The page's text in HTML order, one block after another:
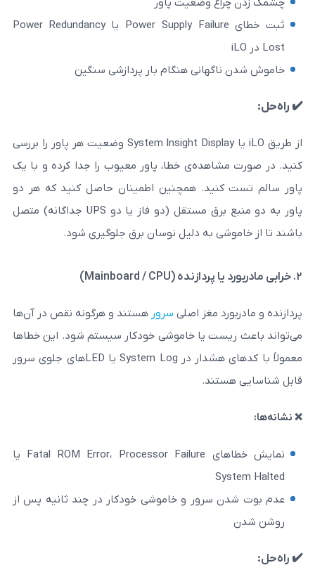
ثبت خطای Power Supply Failure یا Power Redundancy
هنگام بار پردازشی سنگین
از طریق iLO یا System Insight Display وضعیت هر پاور را بررسی
خطا، پاور معیوب را جدا کرده و با یک
همچنین اطمینان حاصل کنید که هر دو
پاور به دو منبع برق مستقل (دو فاز یا دو UPS جداگانه) متصل
به دلیل نوسان برق جلوگیری شود.
مغز اصلیسرورهستند و هرگونه نقص در آن‌ها
یا خاموشی خودکار سیستم شود. این خطاها
معمولاً با کدهای هشدار در System Log یا LEDهای جلوی سرور
نمایش خطاهای Fatal ROM Error، Processor Failure یا
سرور و خاموشی خودکار در چند ثانیه پس از